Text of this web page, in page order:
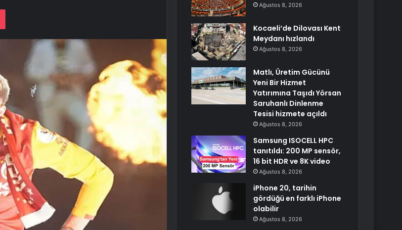
Pocket
Ağustos 8, 2026
Kocaeli’de Dilovası Kent
Meydanı hızlandı
Ağustos 8, 2026
Matlı, Üretim Gücünü
Yeni Bir Hizmet
Yatırımına Taşıdı Yörsan
Saruhanlı Dinlenme
Tesisi hizmete açıldı
Ağustos 8, 2026
Samsung ISOCELL HPC
tanıtıldı: 200 MP sensör,
16 bit HDR ve 8K video
Ağustos 8, 2026
iPhone 20, tarihin
gördüğü en farklı iPhone
olabilir
Ağustos 8, 2026